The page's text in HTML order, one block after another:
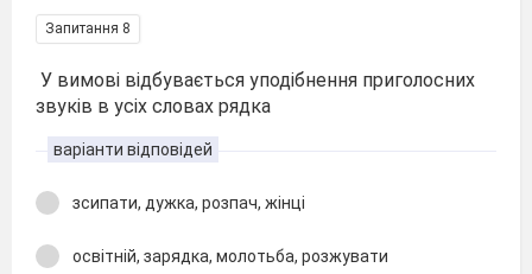
Запитання 8
У вимові відбувається уподібнення приголосних
звуків в усіх словах рядка
варіанти відповідей
зсипати, дужка, розпач, жінці
освітній, зарядка, молотьба, розжувати